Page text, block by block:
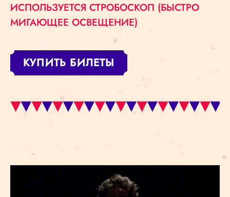
ИСПОЛЬЗУЕТСЯ СТРОБОСКОП (БЫСТРО
МИГАЮЩЕЕ ОСВЕЩЕНИЕ)
КУПИТЬ БИЛЕТЫ